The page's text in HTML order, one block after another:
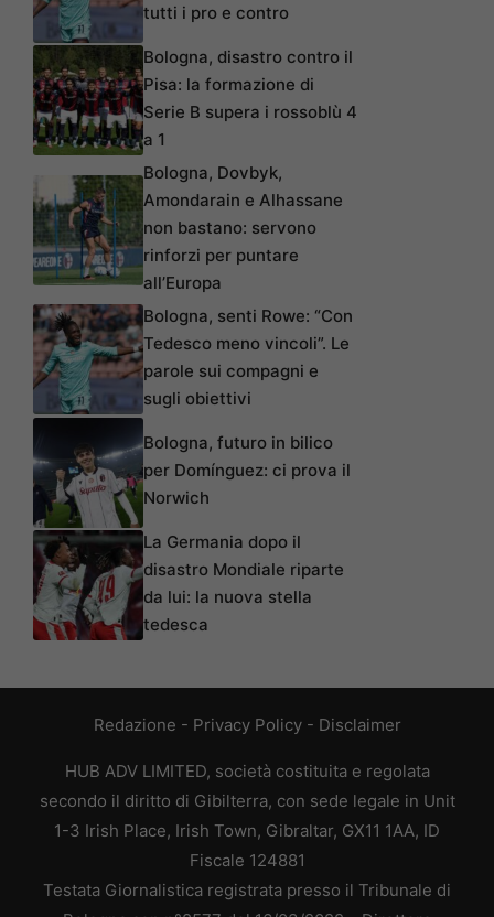
tutti i pro e contro
Bologna, disastro contro il
Pisa: la formazione di
Serie B supera i rossoblù 4
a 1
Bologna, Dovbyk,
Amondarain e Alhassane
non bastano: servono
rinforzi per puntare
all’Europa
Bologna, senti Rowe: “Con
Tedesco meno vincoli”. Le
parole sui compagni e
sugli obiettivi
Bologna, futuro in bilico
per Domínguez: ci prova il
Norwich
La Germania dopo il
disastro Mondiale riparte
da lui: la nuova stella
tedesca
Redazione - Privacy Policy- Disclaimer
HUB ADV LIMITED, società costituita e regolata
secondo il diritto di Gibilterra, con sede legale in Unit
1-3 Irish Place, Irish Town, Gibraltar, GX11 1AA, ID
Fiscale 124881
Testata Giornalistica registrata presso il Tribunale di